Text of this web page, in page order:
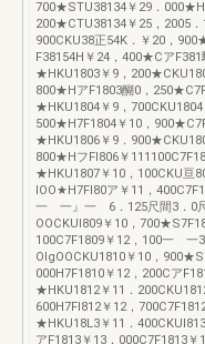
700★STU38134￥29．
200★CTU38134￥25，2005．
900CKU38正54K．￥20，
F38154H￥24，400★Cア
★HKU1803￥9，
800★HアF1803醐0，
★HKU1804￥9，
500★H7F1804￥10，
★HKU1806￥9．
800★HフFI806￥
★HKU1807￥10，100CKU亘
lOO★H7Fl80ア￥11，
一 一』一 6．125尺間3．0
OOCKUI809￥10，
100C7F1809￥12，100一 一
OlgOOCKU1810￥10，
000H7F1810￥12，200Cア
★HKU1812￥11．
600H7FI812￥12，
★HKU18L3￥11．
アF1813￥13，000C7F1813￥